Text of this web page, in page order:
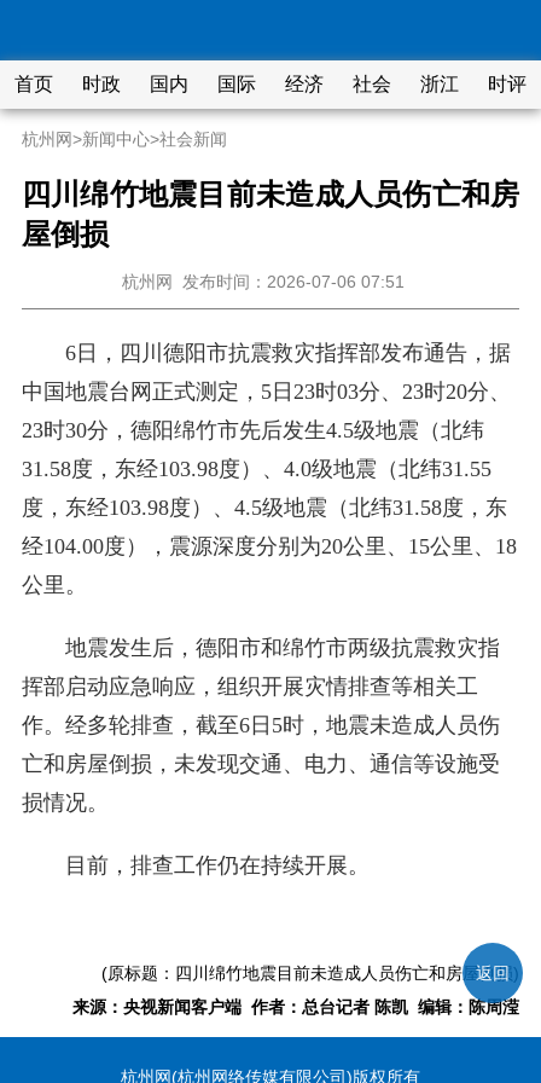
首页 时政 国内 国际 经济 社会 浙江 时评
杭州网>新闻中心>社会新闻
四川绵竹地震目前未造成人员伤亡和房
屋倒损
杭州网 发布时间：2026-07-06 07:51
6日，四川德阳市抗震救灾指挥部发布通告，据
中国地震台网正式测定，5日23时03分、23时20分、
23时30分，德阳绵竹市先后发生4.5级地震（北纬
31.58度，东经103.98度）、4.0级地震（北纬31.55
度，东经103.98度）、4.5级地震（北纬31.58度，东
经104.00度），震源深度分别为20公里、15公里、18
公里。
地震发生后，德阳市和绵竹市两级抗震救灾指
挥部启动应急响应，组织开展灾情排查等相关工
作。经多轮排查，截至6日5时，地震未造成人员伤
亡和房屋倒损，未发现交通、电力、通信等设施受
损情况。
目前，排查工作仍在持续开展。
(原标题：四川绵竹地震目前未造成人员伤亡和房屋倒损)
来源：央视新闻客户端 作者：总台记者 陈凯 编辑：陈周滢
杭州网(杭州网络传媒有限公司)版权所有
返回